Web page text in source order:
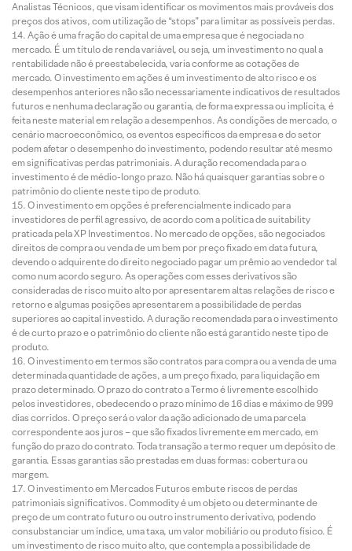
Analistas Técnicos, que visam identificar os movimentos mais prováveis dos
preços dos ativos, com utilização de “stops” para limitar as possíveis perdas.
Ação é uma fração do capital de uma empresa que é negociada no
mercado. É um título de renda variável, ou seja, um investimento no qual a
rentabilidade não é preestabelecida, varia conforme as cotações de
mercado. O investimento em ações é um investimento de alto risco e os
desempenhos anteriores não são necessariamente indicativos de resultados
futuros e nenhuma declaração ou garantia, de forma expressa ou implícita, é
feita neste material em relação a desempenhos. As condições de mercado, o
cenário macroeconômico, os eventos específicos da empresa e do setor
podem afetar o desempenho do investimento, podendo resultar até mesmo
em significativas perdas patrimoniais. A duração recomendada para o
investimento é de médio-longo prazo. Não há quaisquer garantias sobre o
patrimônio do cliente neste tipo de produto.
O investimento em opções é preferencialmente indicado para
investidores de perfil agressivo, de acordo com a política de suitability
praticada pela XP Investimentos. No mercado de opções, são negociados
direitos de compra ou venda de um bem por preço fixado em data futura,
devendo o adquirente do direito negociado pagar um prêmio ao vendedor tal
como num acordo seguro. As operações com esses derivativos são
consideradas de risco muito alto por apresentarem altas relações de risco e
retorno e algumas posições apresentarem a possibilidade de perdas
superiores ao capital investido. A duração recomendada para o investimento
é de curto prazo e o patrimônio do cliente não está garantido neste tipo de
produto.
O investimento em termos são contratos para compra ou a venda de uma
determinada quantidade de ações, a um preço fixado, para liquidação em
prazo determinado. O prazo do contrato a Termo é livremente escolhido
pelos investidores, obedecendo o prazo mínimo de 16 dias e máximo de 999
dias corridos. O preço será o valor da ação adicionado de uma parcela
correspondente aos juros – que são fixados livremente em mercado, em
função do prazo do contrato. Toda transação a termo requer um depósito de
garantia. Essas garantias são prestadas em duas formas: cobertura ou
margem.
O investimento em Mercados Futuros embute riscos de perdas
patrimoniais significativos. Commodity é um objeto ou determinante de
preço de um contrato futuro ou outro instrumento derivativo, podendo
consubstanciar um índice, uma taxa, um valor mobiliário ou produto físico. É
um investimento de risco muito alto, que contempla a possibilidade de